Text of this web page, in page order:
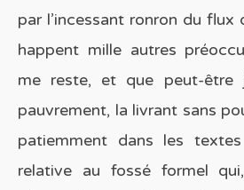
par l’incessant ronron du flux
happent mille autres
me reste, et que peut-être
pauvrement, la livrant sans
patiemment dans les
relative au fossé formel